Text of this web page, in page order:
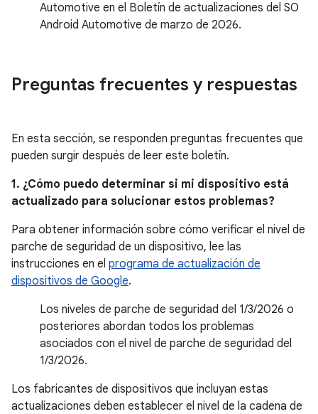
Automotive en el Boletín de actualizaciones del SO
Android Automotive de marzo de 2026.
Preguntas frecuentes y respuestas
En esta sección, se responden preguntas frecuentes que
pueden surgir después de leer este boletín.
1. ¿Cómo puedo determinar si mi dispositivo está
actualizado para solucionar estos problemas?
Para obtener información sobre cómo verificar el nivel de
parche de seguridad de un dispositivo, lee las
instrucciones en el programa de actualización de
dispositivos de Google.
Los niveles de parche de seguridad del 1/3/2026 o
posteriores abordan todos los problemas
asociados con el nivel de parche de seguridad del
1/3/2026.
Los fabricantes de dispositivos que incluyan estas
actualizaciones deben establecer el nivel de la cadena de